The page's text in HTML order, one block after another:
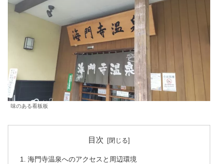
味のある看板板
目次
海門寺温泉へのアクセスと周辺環境